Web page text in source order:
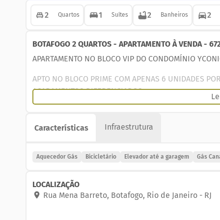
2 Quartos 1 Suítes 2 Banheiros 2
BOTAFOGO 2 QUARTOS - APARTAMENTO À VENDA -
APARTAMENTO NO BLOCO VIP DO CONDOMÍNIO
APTO NO BLOCO PRIME COM APENAS 6 UNIDADES
ACABAMENTOS DIFERENCIADOS.
Excelente apartamento de frente 74m², localizado
O imóvel é composto por sala em dois ambientes
social. Conta ainda com duas vagas de garagem.
Situado na Rua Mena Barreto, em Botafogo, o
Características Infraestrutura
Aquecedor Gás Bicicletário Elevador até a garagem Gás
LOCALIZAÇÃO
Rua Mena Barreto, Botafogo, Rio de Janeiro- RJ